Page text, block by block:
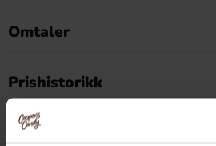
Omtaler
Prishistorikk
Laveste pris de siste 30 dagene